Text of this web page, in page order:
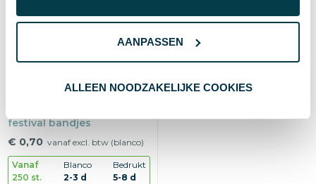
AANPASSEN
ALLEEN NOODZAKELIJKE COOKIES
festival bandjes
€ 0,70 vanaf excl. btw (blanco)
Vanaf
250 st.
Blanco
2-3 d
Bedrukt
5-8 d